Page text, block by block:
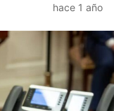
hace 1 año